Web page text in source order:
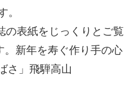
。
の表紙をじっくりとご覧
。新年を寿ぐ作り手の心
さ」飛騨高山